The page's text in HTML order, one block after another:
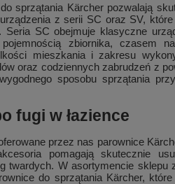
sprzątania Kärcher pozwalają
z serii SC oraz SV,
SC obejmuje klasyczne
zbiornika, czasem
mieszkania i zakresu
oraz codziennych zabrudzeń z
sposobu sprzątania
fugi w łazience
przez nas parownice
pomagają skutecznie
twardych. W asortymencie
do sprzątania Kärcher,